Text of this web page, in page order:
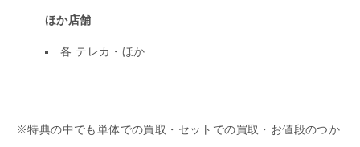
ほか店舗
各 テレカ・ほか
※特典の中でも単体での買取・セットでの買取・お値段のつか